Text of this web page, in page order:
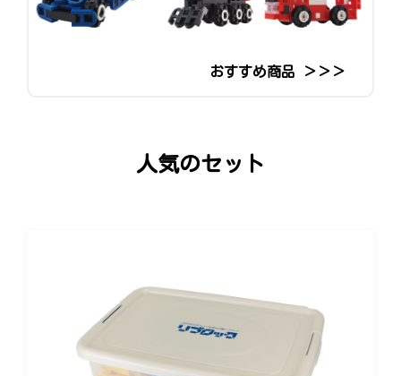
おすすめ商品 ＞＞＞
人気のセット